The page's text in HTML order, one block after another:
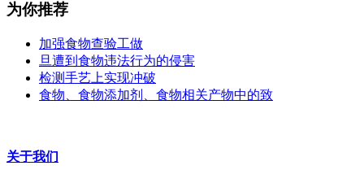
为你推荐
加强食物查验工做
旦遭到食物违法行为的侵害
检测手艺上实现冲破
食物、食物添加剂、食物相关产物中的致
关于我们